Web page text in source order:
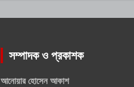
সম্পাদক ও প্রকাশক
আনোয়ার হোসেন আকাশ